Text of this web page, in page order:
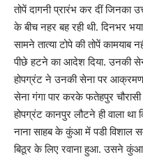
तोपें दागनी प्रारंभ कर दीं जिनका
के बीच नहर बह रही थी. दिनभर
सामने तात्या टोपे की तोपें कामयाब
पीछे हटने का आदेश दिया. उनकी
होपग्रंट ने उनकी सेना पर आक्रमण
सेना गंगा पार करके फतेहपुर
होपग्रंट कानपुर लौटने ही वाला
नाना साहब के कुंआ में पडी विशाल
बिठूर के लिए रवाना हुआ. उसने कुंआ